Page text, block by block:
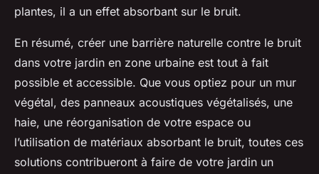
plantes, il a un effet absorbant sur le bruit.
En résumé, créer une barrière naturelle contre le bruit
dans votre jardin en zone urbaine est tout à fait
possible et accessible. Que vous optiez pour un mur
végétal, des panneaux acoustiques végétalisés, une
haie, une réorganisation de votre espace ou
l’utilisation de matériaux absorbant le bruit, toutes ces
solutions contribueront à faire de votre jardin un